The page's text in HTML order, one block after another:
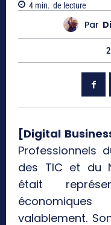
4 min. de lecture
Par
[Digital
Professionnels
des TIC et du
était
valablement.